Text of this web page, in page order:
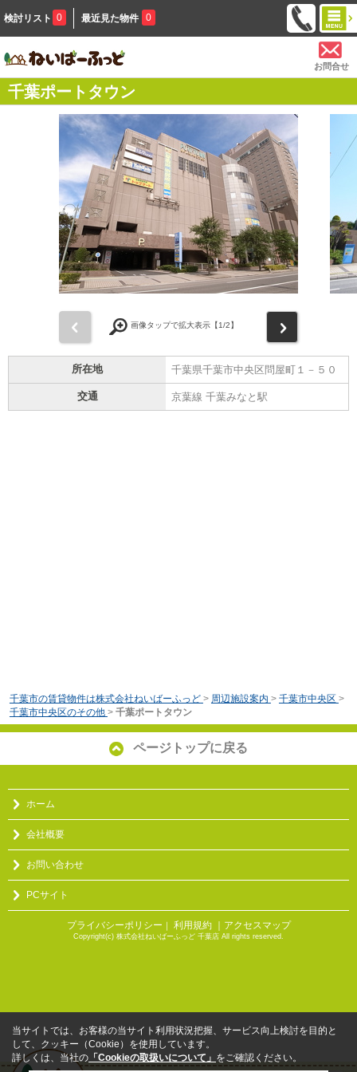
検討リスト 0 最近見た物件 0
お問合せ
千葉ポートタウン
画像タップで拡大表示【1/2】
所在地 千葉県千葉市中央区問屋町１－５０
交通 京葉線 千葉みなと駅
千葉市の賃貸物件は株式会社ねいばーふっど > 周辺施設案内 > 千葉市中央区 >
千葉市中央区のその他 > 千葉ポートタウン
ページトップに戻る
ホーム
会社概要
お問い合わせ
PCサイト
プライバシーポリシー ｜ 利用規約 ｜アクセスマップ
Copyright(c) 株式会社ねいばーふっど 千葉店 All rights reserved.
当サイトでは、お客様の当サイト利用状況把握、サービス向上検討を目的と
して、クッキー（Cookie）を使用しています。
詳しくは、当社の 「Cookieの取扱いについて」 をご確認ください。